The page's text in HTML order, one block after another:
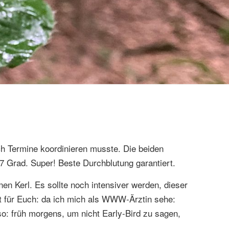
Termine koordinieren musste. Die beiden
Grad. Super! Beste Durchblutung garantiert.
Kerl. Es sollte noch intensiver werden, dieser
für Euch: da ich mich als WWW-Ärztin sehe:
früh morgens, um nicht Early-Bird zu sagen,